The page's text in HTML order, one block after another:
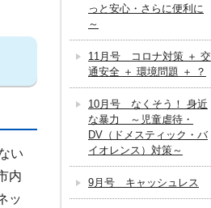
い
内
ッ
っと安心・さらに便利に
～
11月号 コロナ対策 ＋ 交
通安全 ＋ 環境問題 ＋ ？
10月号 なくそう！ 身近
な暴力 ～児童虐待・
DV（ドメスティック・バ
イオレンス）対策～
9月号 キャッシュレス